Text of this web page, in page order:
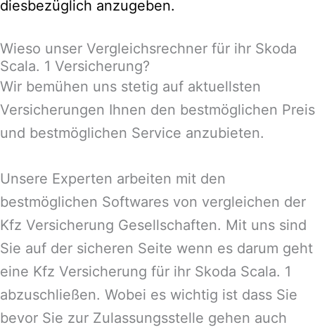
diesbezüglich anzugeben.
Wieso unser Vergleichsrechner für ihr Skoda
Scala. 1 Versicherung?
Wir bemühen uns stetig auf aktuellsten
Versicherungen Ihnen den bestmöglichen Preis
und bestmöglichen Service anzubieten.
Unsere Experten arbeiten mit den
bestmöglichen Softwares von vergleichen der
Kfz Versicherung Gesellschaften. Mit uns sind
Sie auf der sicheren Seite wenn es darum geht
eine Kfz Versicherung für ihr Skoda Scala. 1
abzuschließen. Wobei es wichtig ist dass Sie
bevor Sie zur Zulassungsstelle gehen auch